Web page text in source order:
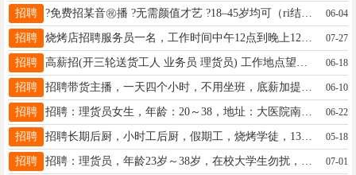
招聘 ?免费招某音㊗️播 ?无需颜值才艺 ?18–45岁均可（ri结工资） ?一部手机在家创业 ?时间自由，b妈/jian职全职均可 ✅纯绿色健康直? 18561263668 06-04
招聘 07-27
招聘 06-18
招聘 06-10
招聘 招聘：理货员女生，年龄：20～38，地址：大医院南三好想来。电话：18944558862 06-22
招聘 招聘长期后厨，小时工后厨，假期工，烧烤学徒，13199003355下午两点以后打电话 05-18
招聘 07-01